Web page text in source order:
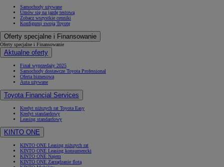
Samochody używane
Umów się na jazdę testową
Zobacz wszystkie cenniki
Konfiguruj swoją Toyotę
Oferty specjalne i Finansowanie
Oferty specjalne i Finansowanie
Aktualne oferty
Finał wyprzedaży 2025
Samochody dostawcze Toyota Professional
Oferta biznesowa
Auta używane
Toyota Financial Services
Kredyt niższych rat Toyota Easy
Kredyt standardowy
Leasing standardowy
KINTO ONE
KINTO ONE Leasing niższych rat
KINTO ONE Leasing konsumencki
KINTO ONE Najem
KINTO ONE Zarządzanie flotą